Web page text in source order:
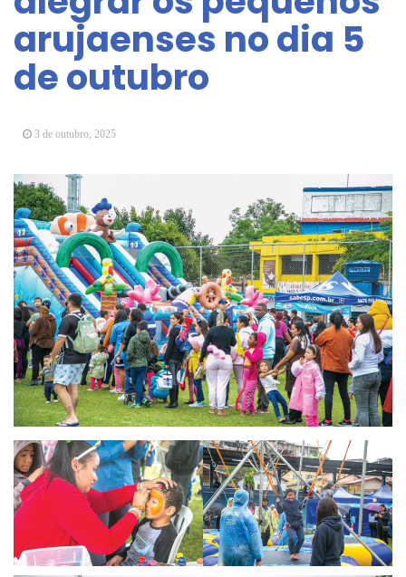
Vereadores Mirins iniciam jornada no Legislativo
com participação em Sessão Simulada
CONDEMAT+ e Sesc Mogi das Cruzes
promovem palestra sobre diversidade e inclusão no
arujaenses no dia 5
de outubro
3 de outubro, 2025